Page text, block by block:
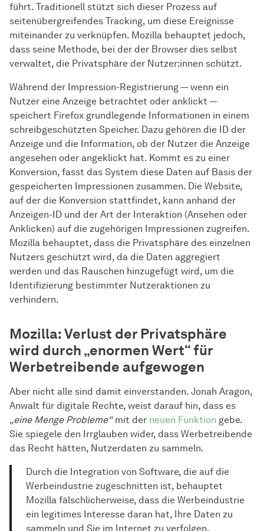
führt. Traditionell stützt sich dieser Prozess auf
seitenübergreifendes Tracking, um diese Ereignisse
miteinander zu verknüpfen. Mozilla behauptet jedoch,
dass seine Methode, bei der der Browser dies selbst
verwaltet, die Privatsphäre der Nutzer:innen schützt.
Während der Impression-Registrierung — wenn ein
Nutzer eine Anzeige betrachtet oder anklickt —
speichert Firefox grundlegende Informationen in einem
schreibgeschützten Speicher. Dazu gehören die ID der
Anzeige und die Information, ob der Nutzer die Anzeige
angesehen oder angeklickt hat. Kommt es zu einer
Konversion, fasst das System diese Daten auf Basis der
gespeicherten Impressionen zusammen. Die Website,
auf der die Konversion stattfindet, kann anhand der
Anzeigen-ID und der Art der Interaktion (Ansehen oder
Anklicken) auf die zugehörigen Impressionen zugreifen.
Mozilla behauptet, dass die Privatsphäre des einzelnen
Nutzers geschützt wird, da die Daten aggregiert
werden und das Rauschen hinzugefügt wird, um die
Identifizierung bestimmter Nutzeraktionen zu
verhindern.
Mozilla: Verlust der Privatsphäre
wird durch „enormen Wert“ für
Werbetreibende aufgewogen
Aber nicht alle sind damit einverstanden. Jonah Aragon,
Anwalt für digitale Rechte, weist darauf hin, dass es
„eine Menge Probleme“mit der neuen Funktion gebe.
Sie spiegele den Irrglauben wider, dass Werbetreibende
das Recht hätten, Nutzerdaten zu sammeln.
Durch die Integration von Software, die auf die
Werbeindustrie zugeschnitten ist, behauptet
Mozilla fälschlicherweise, dass die Werbeindustrie
ein legitimes Interesse daran hat, Ihre Daten zu
sammeln und Sie im Internet zu verfolgen.